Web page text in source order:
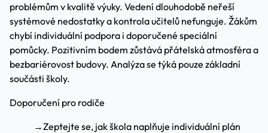
problémům v kvalitě výuky. Vedení dlouhodobě neřeší
systémové nedostatky a kontrola učitelů nefunguje. Žákům
chybí individuální podpora i doporučené speciální
pomůcky. Pozitivním bodem zůstává přátelská atmosféra a
bezbariérovost budovy. Analýza se týká pouze základní
součásti školy.
Doporučení pro rodiče
→Zeptejte se, jak škola naplňuje individuální plán